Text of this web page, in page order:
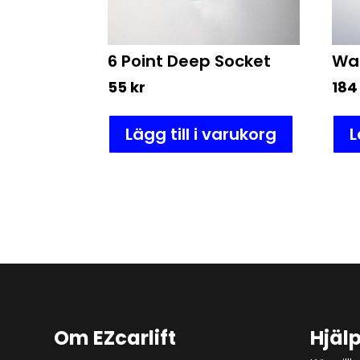
6 Point Deep Socket
55 kr
Lägg till i varukorg
Om EZcarlift